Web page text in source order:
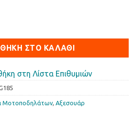
ΣΤΟ ΚΑΛΆΘΙ
στη Λίστα Επιθυμιών
Μοτοποδηλάτων, Αξεσουάρ